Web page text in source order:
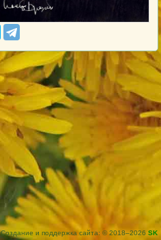
Создание и поддержка сайта: © 2018–2026 SK